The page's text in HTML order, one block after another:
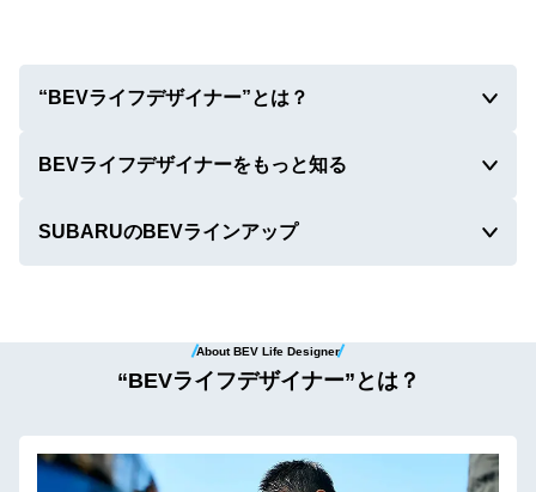
“BEVライフデザイナー”とは？
BEVライフデザイナーをもっと知る
SUBARUのBEVラインアップ
About BEV Life Designer
“BEVライフデザイナー”とは？